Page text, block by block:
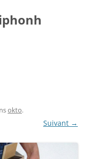
okto.
Suivant →